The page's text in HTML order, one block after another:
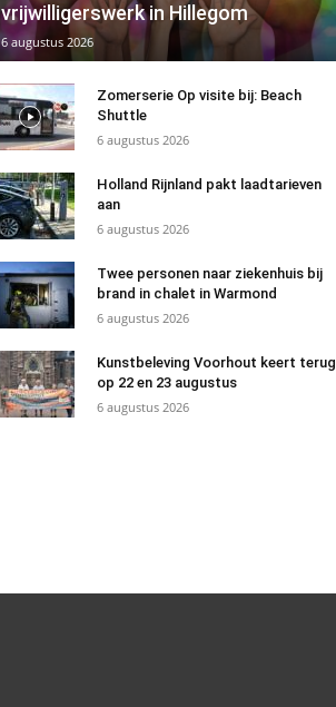
vrijwilligerswerk in Hillegom
6 augustus 2026
Zomerserie Op visite bij: Beach
Shuttle
6 augustus 2026
Holland Rijnland pakt laadtarieven
aan
6 augustus 2026
Twee personen naar ziekenhuis bij
brand in chalet in Warmond
6 augustus 2026
Kunstbeleving Voorhout keert terug
op 22 en 23 augustus
6 augustus 2026